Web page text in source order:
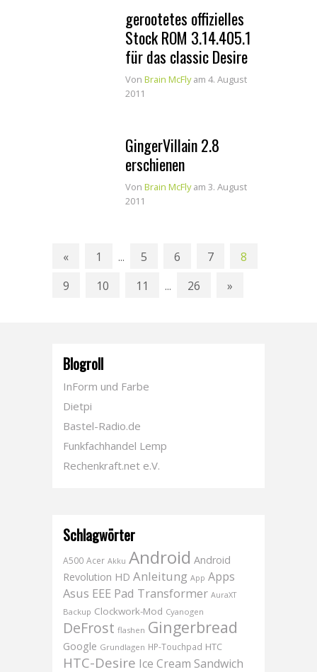
gerootetes offizielles
Stock ROM 3.14.405.1
für das classic Desire
Von Brain McFly am 4. August
2011
GingerVillain 2.8
erschienen
Von Brain McFly am 3. August
2011
« 1 ... 5 6 7
8
9
10 11 ... 26 »
Blogroll
InForm und Farbe
Dietpi
Bastel-Radio.de
Funkfachhandel Lemp
Rechenkraft.net e.V.
Schlagwörter
A500 Acer Akku Android Android
Revolution HD Anleitung App Apps
Asus EEE Pad Transformer AuraXT
Backup Clockwork-Mod Cyanogen
DeFrost flashen Gingerbread
Google Grundlagen HP-Touchpad HTC
HTC-Desire Ice Cream Sandwich